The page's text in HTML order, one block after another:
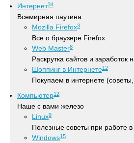
Интернет34
Всемирная паутина
Mozilla Firefox3
Все о браузере Firefox
Web Master8
Раскрутка сайтов и заработок
Шоппинг в Интернете12
Покупаем в интернете
Компьютер12
Наше с вами железо
Linux9
Полезные советы при работе
Windows15